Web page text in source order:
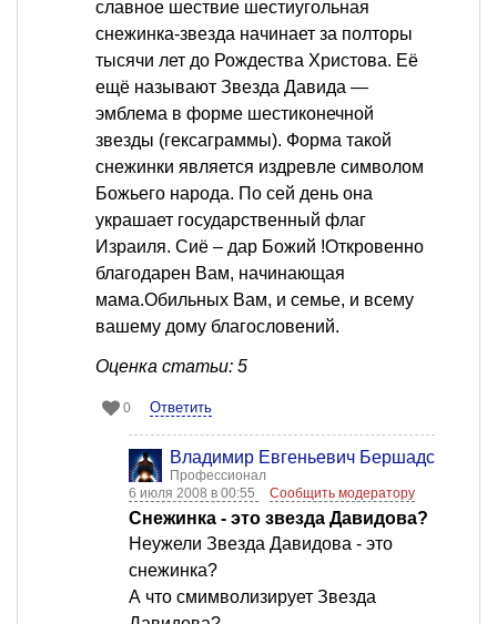
славное шествие шестиугольная
снежинка-звезда начинает за полторы
тысячи лет до Рождества Христова. Её
ещё называют Звезда Давида —
эмблема в форме шестиконечной
звезды (гексаграммы). Форма такой
снежинки является издревле символом
Божьего народа. По сей день она
украшает государственный флаг
Израиля. Сиё – дар Божий !Откровенно
благодарен Вам, начинающая
мама.Обильных Вам, и семье, и всему
вашему дому благословений.
Оценка статьи: 5
0 Ответить
Владимир Евгеньевич Бершадский
Профессионал
6 июля 2008 в 00:55
Сообщить модератору
Снежинка - это звезда Давидова?
Неужели Звезда Давидова - это
снежинка?
А что смимволизирует Звезда